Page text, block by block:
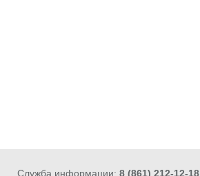
Служба информации: 8 (861) 212-12-18